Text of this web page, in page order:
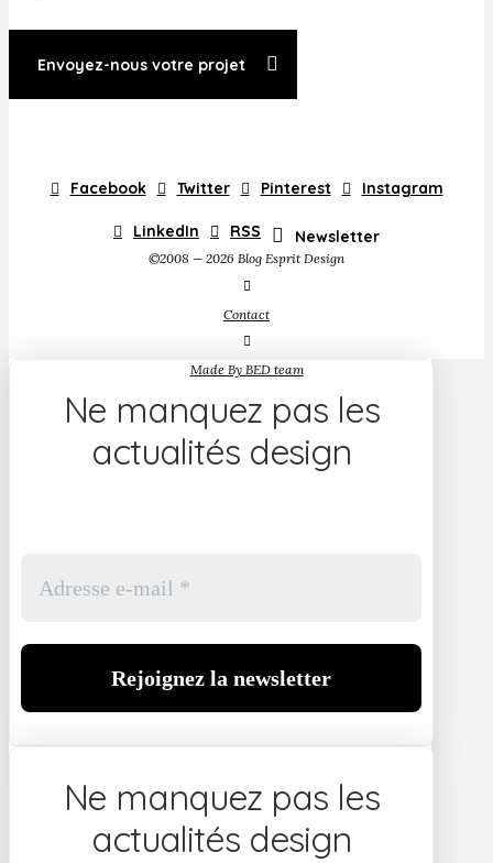
Envoyez-nous votre projet
Facebook Twitter Pinterest Instagram
LinkedIn RSS Newsletter
©2008 — 2026 Blog Esprit Design
Contact
Made By BED team
Ne manquez pas les
actualités design
Ne manquez pas les
actualités design